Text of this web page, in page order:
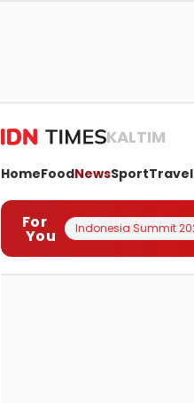
KALTIM
HomeFoodNewsSportTravel
For
You Indonesia Summit